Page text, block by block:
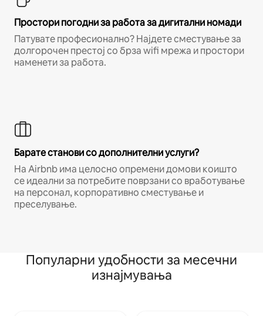
Простори погодни за работа за дигитални номади
Патувате професионално? Најдете сместување за
долгорочен престој со брза wifi мрежа и простори
наменети за работа.
Барате станови со дополнителни услуги?
На Airbnb има целосно опремени домови коишто
се идеални за потребите поврзани со вработување
на персонал, корпоративно сместување и
преселување.
Популарни удобности за месечни
изнајмувања